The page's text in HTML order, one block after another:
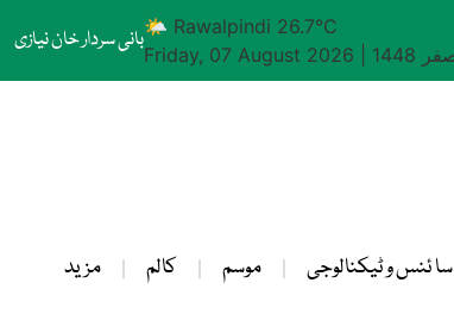
بانی سردار خان نیازی🌤 Rawalpindi 26.7°C
Friday, 07 August 2026
سا ئنس و ٹیکنالوجی موسم کالم مزید